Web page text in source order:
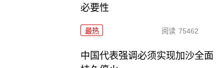
必要性
最热 阅读 75462
中国代表强调必须实现加沙全面